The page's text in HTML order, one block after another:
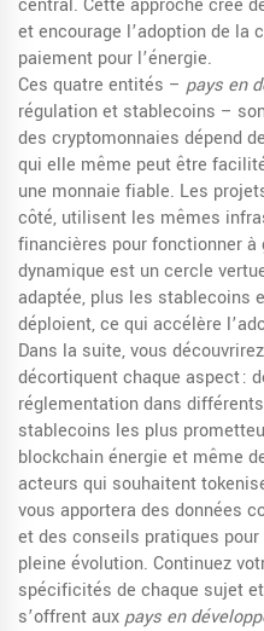
central. Cette approche crée
et encourage l’adoption de la
paiement pour l’énergie.
Ces quatre entités – pays en
régulation et stablecoins –
des cryptomonnaies dépend
qui elle même peut être
une monnaie fiable. Les
côté, utilisent les mêmes
financières pour fonctionner à
dynamique est un cercle
adaptée, plus les stablecoins
déploient, ce qui accélère
Dans la suite, vous
décortiquent chaque aspect :
réglementation dans
stablecoins les plus
blockchain énergie et même
acteurs qui souhaitent
vous apportera des données
et des conseils pratiques
pleine évolution. Continuez
spécificités de chaque sujet
s’offrent aux pays en